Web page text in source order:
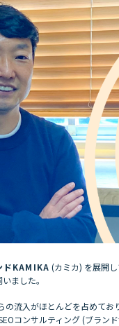
ドKAMIKA (カミカ) を展開
ました。
の流入がほとんどを占めて
コンサルティング (ブラン